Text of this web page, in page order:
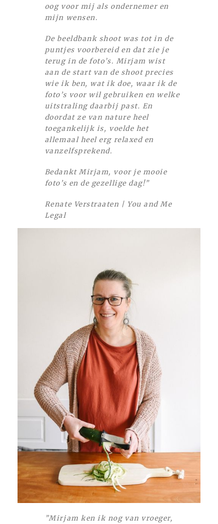
oog voor mij als ondernemer en
mijn wensen.
De beeldbank shoot was tot in de
puntjes voorbereid en dat zie je
terug in de foto’s. Mirjam wist
aan de start van de shoot precies
wie ik ben, wat ik doe, waar ik de
foto’s voor wil gebruiken en welke
uitstraling daarbij past. En
doordat ze van nature heel
toegankelijk is, voelde het
allemaal heel erg relaxed en
vanzelfsprekend.
Bedankt Mirjam, voor je mooie
foto’s en de gezellige dag!”
Renate Verstraaten | You and Me
Legal
”Mirjam ken ik nog van vroeger,